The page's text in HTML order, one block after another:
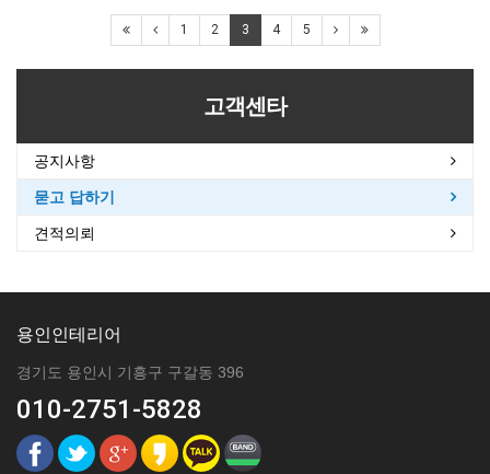
1 2 3 4 5
고객센타
공지사항
묻고 답하기
견적의뢰
용인인테리어
경기도 용인시 기흥구 구갈동 396
010-2751-5828